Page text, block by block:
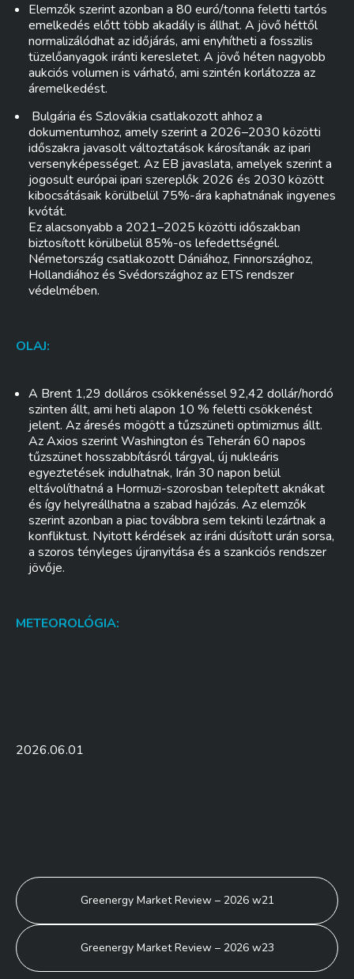
Elemzők szerint azonban a 80 euró/tonna feletti tartós
emelkedés előtt több akadály is állhat. A jövő héttől
normalizálódhat az időjárás, ami enyhítheti a fosszilis
tüzelőanyagok iránti keresletet. A jövő héten nagyobb
aukciós volumen is várható, ami szintén korlátozza az
áremelkedést.
Bulgária és Szlovákia csatlakozott ahhoz a
dokumentumhoz, amely szerint a 2026–2030 közötti
időszakra javasolt változtatások károsítanák az ipari
versenyképességet. Az EB javaslata, amelyek szerint a
jogosult európai ipari szereplők 2026 és 2030 között
kibocsátásaik körülbelül 75%-ára kaphatnának ingyenes
kvótát.
Ez alacsonyabb a 2021–2025 közötti időszakban
biztosított körülbelül 85%-os lefedettségnél.
Németország csatlakozott Dániához, Finnországhoz,
Hollandiához és Svédországhoz az ETS rendszer
védelmében.
OLAJ:
A Brent 1,29 dolláros csökkenéssel 92,42 dollár/hordó
szinten állt, ami heti alapon 10 % feletti csökkenést
jelent. Az áresés mögött a tűzszüneti optimizmus állt.
Az Axios szerint Washington és Teherán 60 napos
tűzszünet hosszabbításról tárgyal, új nukleáris
egyeztetések indulhatnak, Irán 30 napon belül
eltávolíthatná a Hormuzi-szorosban telepített aknákat
és így helyreállhatna a szabad hajózás. Az elemzők
szerint azonban a piac továbbra sem tekinti lezártnak a
konfliktust. Nyitott kérdések az iráni dúsított urán sorsa,
a szoros tényleges újranyitása és a szankciós rendszer
jövője.
METEOROLÓGIA:
2026.06.01
BEJEGYZÉS
NAVIGÁCIÓ
Greenergy Market Review – 2026 w21
Greenergy Market Review – 2026 w23